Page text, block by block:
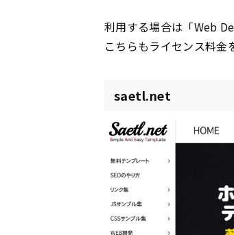
利用する場合は「Web
こちらもライセンス料金
saetl.net